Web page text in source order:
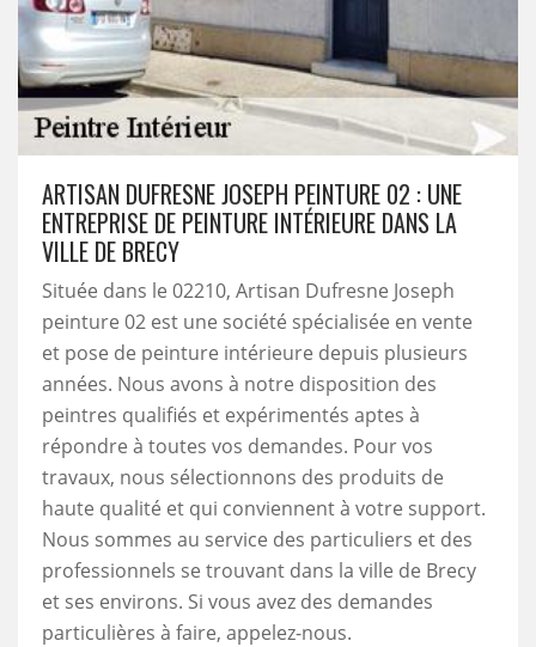
ARTISAN DUFRESNE JOSEPH PEINTURE 02 : UNE
ENTREPRISE DE PEINTURE INTÉRIEURE DANS LA
VILLE DE BRECY
Située dans le 02210, Artisan Dufresne Joseph
peinture 02 est une société spécialisée en vente
et pose de peinture intérieure depuis plusieurs
années. Nous avons à notre disposition des
peintres qualifiés et expérimentés aptes à
répondre à toutes vos demandes. Pour vos
travaux, nous sélectionnons des produits de
haute qualité et qui conviennent à votre support.
Nous sommes au service des particuliers et des
professionnels se trouvant dans la ville de Brecy
et ses environs. Si vous avez des demandes
particulières à faire, appelez-nous.